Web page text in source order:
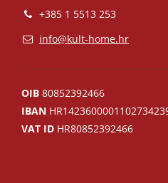
+385 1 5513 253
info@kult-home.hr
OIB 80852392466
IBAN
VAT ID HR80852392466